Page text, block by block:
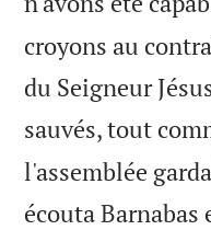
croyons au
du Seigneur
sauvés, tout
l'assemblée
écouta